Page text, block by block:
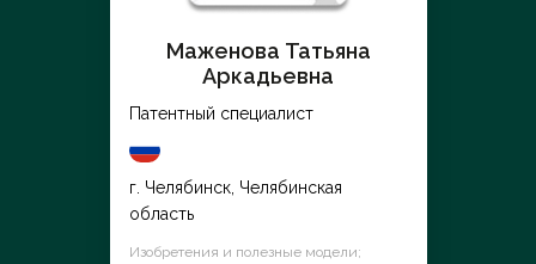
Маженова Татьяна
Аркадьевна
Патентный специалист
г. Челябинск, Челябинская
область
Изобретения и полезные модели;